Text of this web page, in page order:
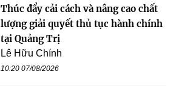
Thúc đẩy cải cách và nâng cao chất
lượng giải quyết thủ tục hành chính
tại Quảng Trị
Lê Hữu Chính
10:20 07/08/2026